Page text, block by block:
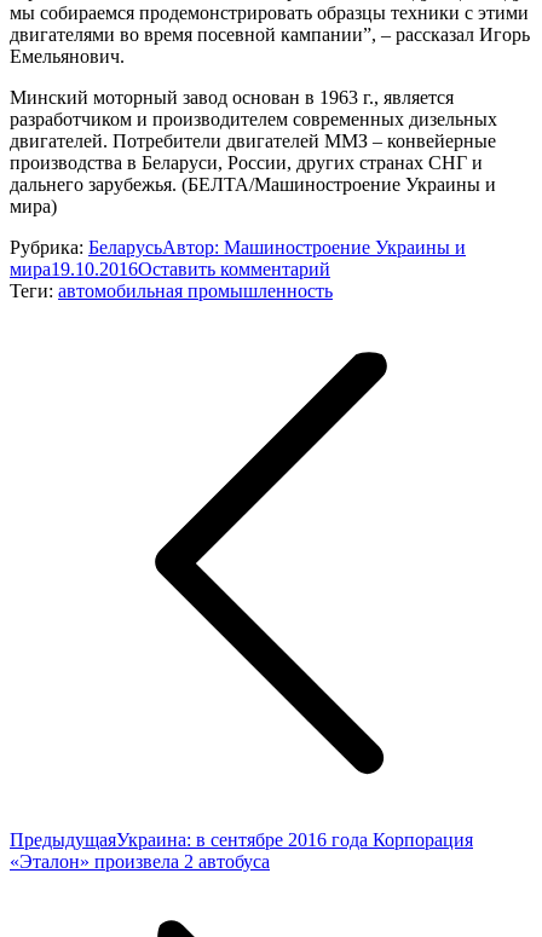
мы собираемся продемонстрировать образцы техники с этими
двигателями во время посевной кампании”, – рассказал Игорь
Емельянович.
Минский моторный завод основан в 1963 г., является
разработчиком и производителем современных дизельных
двигателей. Потребители двигателей ММЗ – конвейерные
производства в Беларуси, России, других странах СНГ и
дальнего зарубежья. (БЕЛТА/Машиностроение Украины и
мира)
Рубрика: БеларусьАвтор: Машиностроение Украины и
мира19.10.2016Оставить комментарий
Теги: автомобильная промышленность
ПредыдущаяПредыдущая
запись:
Украина: в сентябре 2016 года Корпорация
«Эталон» произвела 2 автобуса